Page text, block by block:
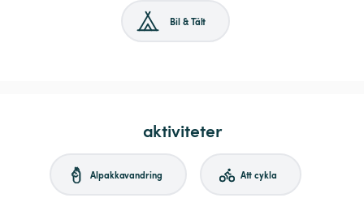
Bil & Tält
aktiviteter
Alpakkavandring Att cykla